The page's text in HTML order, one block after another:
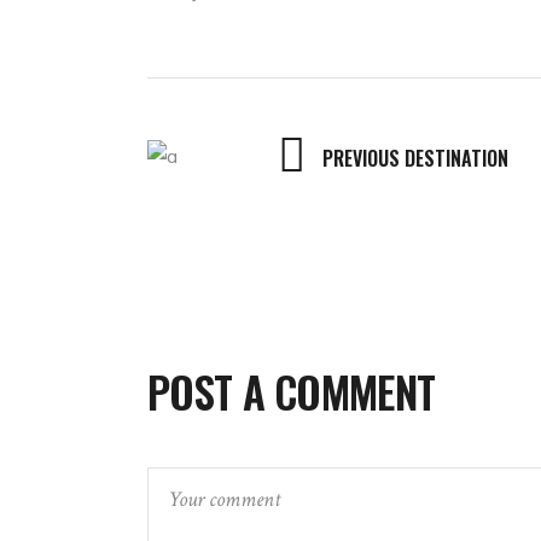
PREVIOUS DESTINATION
POST A COMMENT